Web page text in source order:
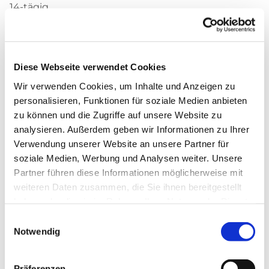
Diese Webseite verwendet Cookies
Wir verwenden Cookies, um Inhalte und Anzeigen zu
personalisieren, Funktionen für soziale Medien anbieten
zu können und die Zugriffe auf unsere Website zu
analysieren. Außerdem geben wir Informationen zu Ihrer
Verwendung unserer Website an unsere Partner für
soziale Medien, Werbung und Analysen weiter. Unsere
Partner führen diese Informationen möglicherweise mit
weiteren Daten zusammen, die Sie ihnen bereitgestellt
Notwendig
14-tägig
Lydia Funke
überpfarrbuero@christi-auferstehung.net
Liturgiekreis – Heilig Geist
Einmal im Monat wird die Eucharistiefeier um 11.30